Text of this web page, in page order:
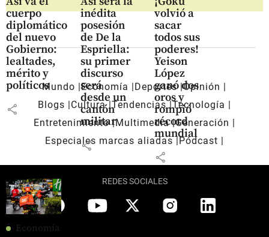
cuerpo
diplomático
del nuevo
Gobierno:
lealtades,
mérito y
políticos
share
inédita
posesión
de De la
Espriella:
su primer
discurso
será
desde un
cantón
militar
share
volvió a
sacar
todos sus
poderes!
Yeison
López
ganó dos
oros y
rompió
récord
mundial
share
Economía
Mundo Economía Deportes Opinión
Blogs
Cultura Tendencias Tecnología
Entretenimiento Multimedia Generación
Especiales marcas aliadas Pódcast
REDES SOCIALES